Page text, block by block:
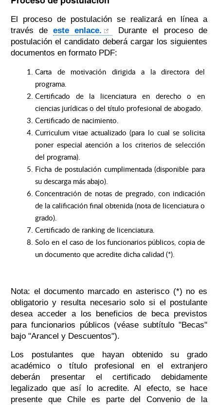
El proceso de postulación se realizará en línea a
través deeste enlace.
Durante el proceso de
postulación el candidato deberá cargar los siguientes
documentos en formato PDF:
Carta de motivación dirigida a la directora del
programa.
Certificado de la licenciatura en derecho o en
ciencias jurídicas o del título profesional de abogado.
Certificado de nacimiento.
Curriculum vitae actualizado (para lo cual se solicita
poner especial atención a los criterios de selección
del programa).
Ficha de postulación cumplimentada (disponible para
su descarga más abajo).
Concentración de notas de pregrado, con indicación
de la calificación final obtenida (nota de licenciatura o
grado).
Certificado de ranking de licenciatura.
Solo en el caso de los funcionarios públicos, copia de
un documento que acredite dicha calidad (*).
Nota: el documento marcado en asterisco (*) no es
obligatorio y resulta necesario solo si el postulante
desea acceder a los beneficios de beca previstos
para funcionarios públicos (véase subtítulo "Becas"
bajo "Arancel y Descuentos").
Los postulantes que hayan obtenido su grado
académico o título profesional en el extranjero
deberán presentar el certificado debidamente
legalizado que así lo acredite. Al efecto, se hace
presente que Chile es parte del Convenio de la